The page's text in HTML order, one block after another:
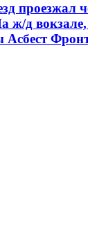
проезжал
ж/д
Асбест